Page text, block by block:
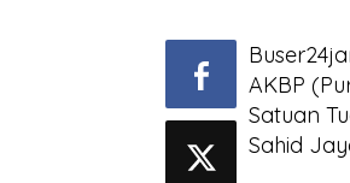
AKBP
Satuan
Sahid